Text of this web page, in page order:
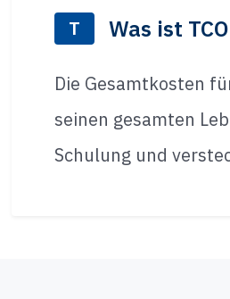
T Was ist
Die Gesamtkosten
seinen gesamten
Schulung und